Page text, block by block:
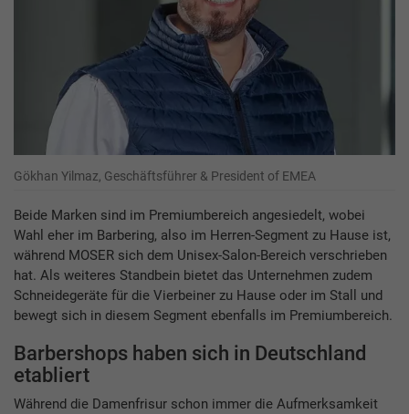
Gökhan Yilmaz, Geschäftsführer & President of EMEA
Beide Marken sind im Premiumbereich angesiedelt, wobei
Wahl eher im Barbering, also im Herren-Segment zu Hause ist,
während MOSER sich dem Unisex-Salon-Bereich verschrieben
hat. Als weiteres Standbein bietet das Unternehmen zudem
Schneidegeräte für die Vierbeiner zu Hause oder im Stall und
bewegt sich in diesem Segment ebenfalls im Premiumbereich.
Barbershops haben sich in Deutschland
etabliert
Während die Damenfrisur schon immer die Aufmerksamkeit